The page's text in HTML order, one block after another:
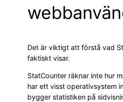
Det är viktigt att förstå vad
faktiskt visar.
StatCounter räknar inte hur
har ett visst operativsystem
bygger statistiken på